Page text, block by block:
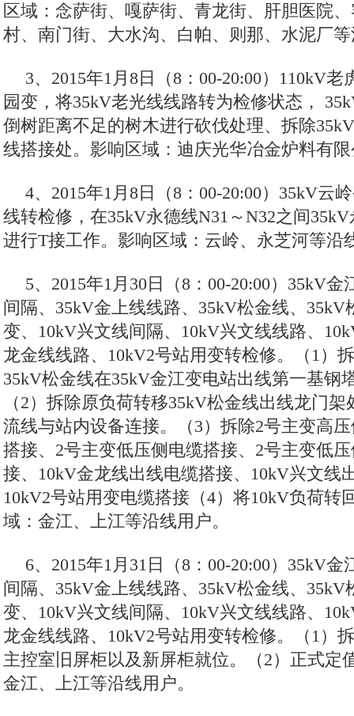
区域：念萨街、嘎萨街、青龙街、肝胆医院
村、南门街、大水沟、白帕、则那、水泥厂
3、2015年1月8日（8：00-20:00）110kV
园变，将35kV老光线线路转为检修状态，
倒树距离不足的树木进行砍伐处理、拆除
线搭接处。影响区域：迪庆光华冶金炉料有
4、2015年1月8日（8：00-20:00）35kV云
线转检修，在35kV永德线N31～N32之间
进行T接工作。影响区域：云岭、永芝河等沿
5、2015年1月30日（8：00-20:00）35kV
间隔、35kV金上线线路、35kV松金线、35kV
变、10kV兴文线间隔、10kV兴文线线路、
龙金线线路、10kV2号站用变转检修。（1）
35kV松金线在35kV金江变电站出线第一基钢
（2）拆除原负荷转移35kV松金线出线龙门
流线与站内设备连接。（3）拆除2号主变高
搭接、2号主变低压侧电缆搭接、2号主变低
接、10kV金龙线出线电缆搭接、10kV兴文线
10kV2号站用变电缆搭接（4）将10kV负荷转
域：金江、上江等沿线用户。
6、2015年1月31日（8：00-20:00）35kV
间隔、35kV金上线线路、35kV松金线、35kV
变、10kV兴文线间隔、10kV兴文线线路、
龙金线线路、10kV2号站用变转检修。（1）
主控室旧屏柜以及新屏柜就位。（2）正式定
金江、上江等沿线用户。